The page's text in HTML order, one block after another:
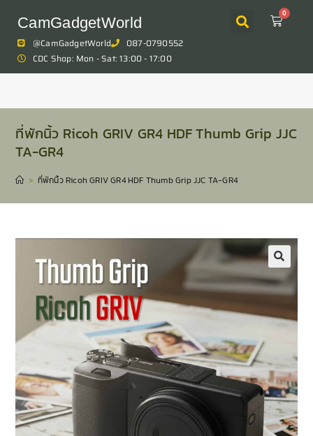
CamGadgetWorld
0
@CamGadgetWorld
087-0790552
CDC Shop: Mon - Sat: 13:00 - 17:00
ที่พักนิ้ว Ricoh GRIV GR4 HDF Thumb Grip JJC
TA-GR4
> ที่พักนิ้ว Ricoh GRIV GR4 HDF Thumb Grip JJC TA-GR4
🔍